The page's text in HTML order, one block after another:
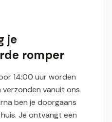
je
romper
14:00 uur worden
vanuit ons
ben je doorgaans
Je ontvangt een